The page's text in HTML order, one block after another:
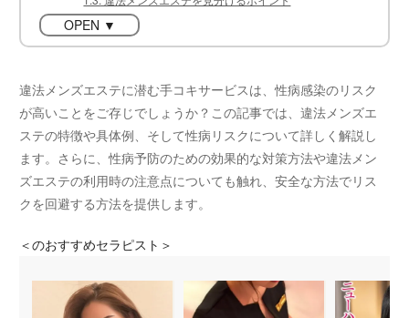
OPEN ▼
違法メンズエステに潜む手コキサービスは、性病感染のリスク
が高いことをご存じでしょうか？この記事では、違法メンズエ
ステの特徴や具体例、そして性病リスクについて詳しく解説し
ます。さらに、性病予防のための効果的な対策方法や違法メン
ズエステの利用時の注意点についても触れ、安全な方法でリス
クを回避する方法を提供します。
＜のおすすめセラピスト＞